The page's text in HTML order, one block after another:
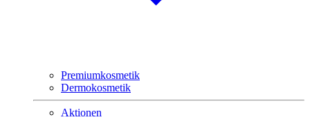
Premiumkosmetik
Dermokosmetik
Aktionen